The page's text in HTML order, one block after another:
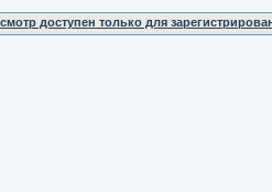
доступен только для